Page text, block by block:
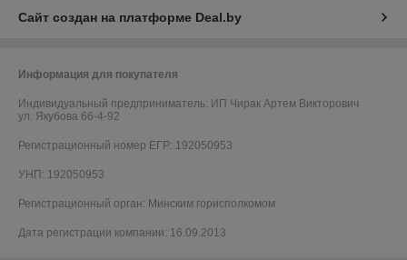
Сайт создан на платформе Deal.by
Информация для покупателя
Индивидуальный предприниматель: ИП Чирак Артем Викторович
ул. Якубова 66-4-92
Регистрационный номер ЕГР: 192050953
УНП: 192050953
Регистрационный орган: Минским горисполкомом
Дата регистрации компании: 16.09.2013